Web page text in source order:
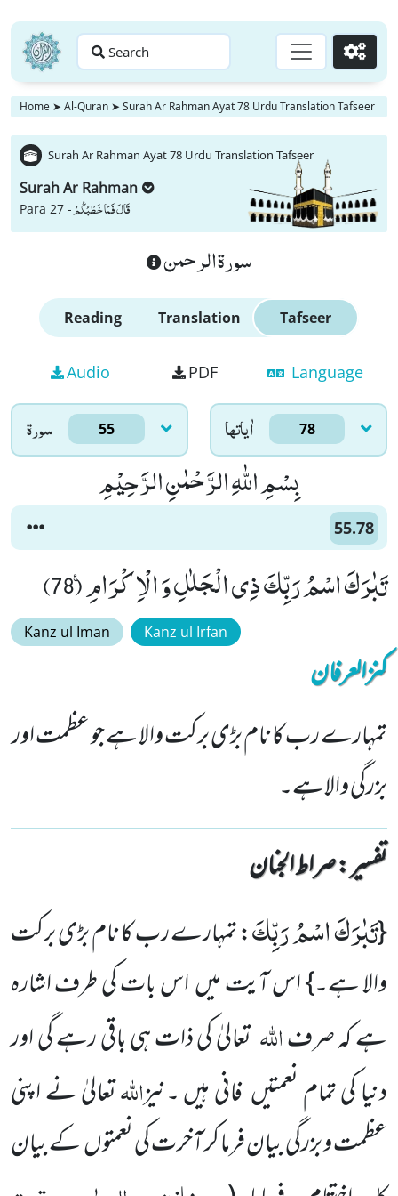
Search Go
Home ➤ Al-Quran ➤ Surah Ar Rahman Ayat 78 Urdu Translation Tafseer
Surah Ar Rahman Ayat 78 Urdu Translation Tafseer
Surah Ar Rahman
Para 27 -قَالَ فَمَا خَطْبُكُمْ
سورة الرحمن
Reading Translation Tafseer
Audio PDF Language
سورۃ 55 اٰياتها 78
بِسْمِ اللّٰهِ الرَّحْمٰنِ الرَّحِیْمِ
55.78
تَبٰرَكَ اسْمُ رَبِّكَ ذِی الْجَلٰلِ وَ الْاِكْرَامِ۠ (78)
Kanz ul Iman Kanz ul Irfan
کنزالعرفان
تمہارے رب کا نام بڑی برکت والا ہے جو عظمت اور
بزرگی والاہے۔
تفسیر : ‎صراط الجنان
{تَبٰرَكَ اسْمُ رَبِّكَ: تمہارے رب کا نام بڑی برکت
والا ہے۔} اس آیت میں اس بات کی طرف اشارہ
ہے کہ صرفاللہتعالیٰ کی ذات ہی باقی رہے گی اور
دنیا کی تمام نعمتیں فانی ہیں ۔نیزاللہتعالیٰ نے اپنی
عظمت و بزرگی بیان فرما کر آخرت کی نعمتوں کے بیان